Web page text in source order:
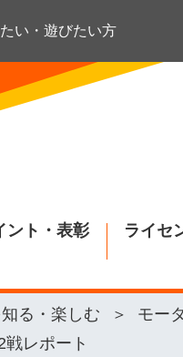
い・遊びたい方
ント・表彰
ライセ
る・楽しむ モー
レポート